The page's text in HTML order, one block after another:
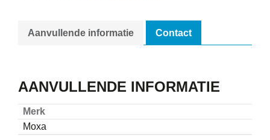
Aanvullende informatie Contact
AANVULLENDE INFORMATIE
Merk
Moxa